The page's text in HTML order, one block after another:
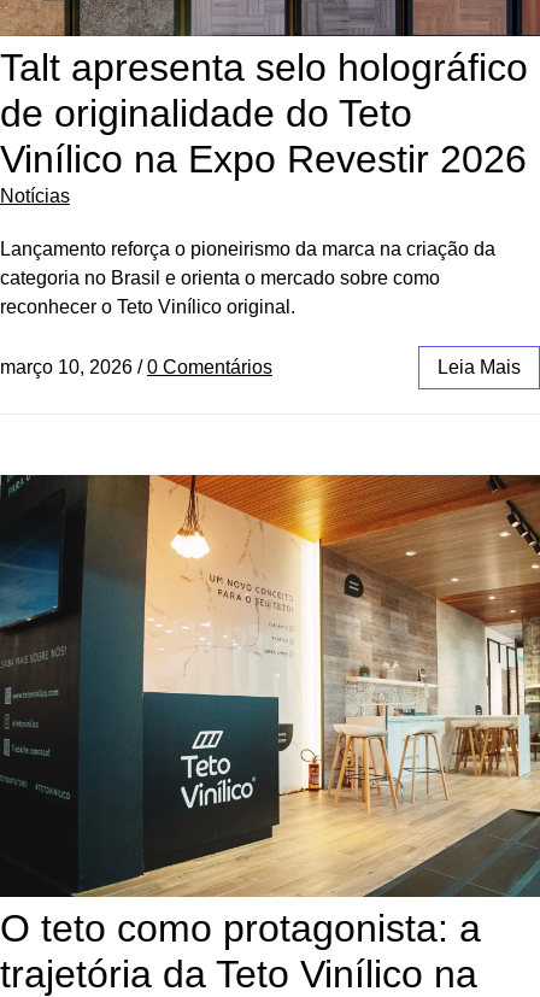
Talt apresenta selo holográfico
de originalidade do Teto
Vinílico na Expo Revestir 2026
Notícias
Lançamento reforça o pioneirismo da marca na criação da
categoria no Brasil e orienta o mercado sobre como
reconhecer o Teto Vinílico original.
março 10, 2026 / 0 Comentários Leia Mais
O teto como protagonista: a
trajetória da Teto Vinílico na